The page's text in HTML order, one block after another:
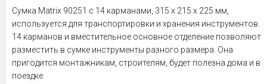
Сумка Matrix 90251 с 14 карманами, 315 х 215 х 225 мм,
используется для транспортировки и хранения инструментов.
14 карманов и вместительное основное отделение позволяют
разместить в сумке инструменты разного размера. Она
пригодится монтажникам, строителям, будет полезна дома и в
поездке.